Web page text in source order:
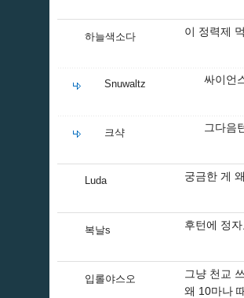
하늘색소다 이 정력제
Snuwaltz 싸이언
크샥 그다음
Luda 궁금한 게
복날s 후턴에 정
입롤야스오
그냥 천교
왜 10마나